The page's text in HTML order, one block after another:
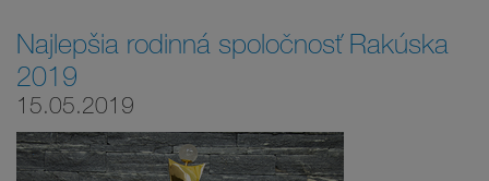
Najlepšia rodinná spoločnosť Rakúska
2019
15.05.2019